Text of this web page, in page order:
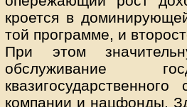
кроется в
той программе, и
При этом
обслуживание
компании и нацфонды.